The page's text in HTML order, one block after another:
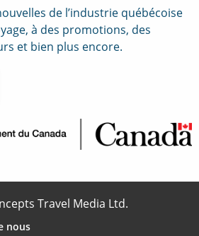
de l’industrie québécoise
à des promotions, des
et bien plus encore.
Travel Media Ltd.
nous